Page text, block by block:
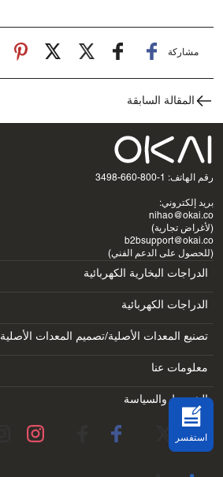
مشاركة
المقالة السابقة
رقم الهاتف: 1-800-660-3498
بريد إلكتروني:
nihao@okai.co
(لأغراض تجارية)
b2bsupport@okai.co
(للحصول على الدعم الفني)
الدراجات البخارية الكهربائية
ES400A
ES410
ES600P
ES700
الدراجات الكهربائية
EB100B
EB300
EB100B V3
تصنيع المعدات الأصلية/تصميم المعدات الأصلية
SV3
DK1
SS4
معلومات عنا
مقدمة
معمل
الشروط والسياسة
استفسر